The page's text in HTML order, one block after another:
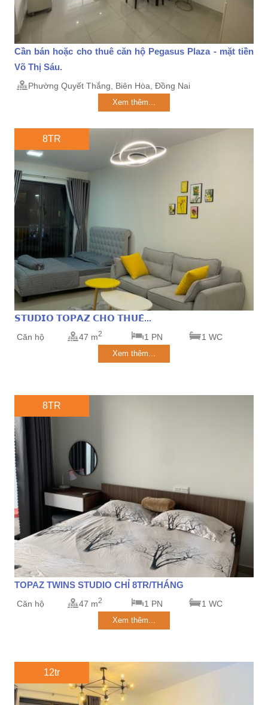
Cần bán hoặc cho thuê căn hộ Pegasus Plaza - mặt tiền
Võ Thị Sáu.
Phường Quyết Thắng, Biên Hòa, Đồng Nai
Xem thêm...
8TR
𝗦𝗧𝗨𝗗𝗜𝗢 𝗧𝗢𝗣𝗔𝗭 𝗖𝗛𝗢 𝗧𝗛𝗨𝗘̂...
Căn hộ 47 m2 1 PN 1 WC
Xem thêm...
8TR
TOPAZ TWINS STUDIO CHỈ 8TR/THÁNG
Căn hộ 47 m2 1 PN 1 WC
Xem thêm...
12tr